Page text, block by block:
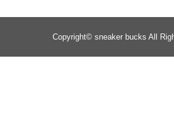
Copyright© sneaker bucks All